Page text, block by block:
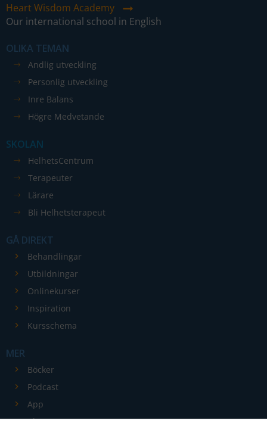
Heart Wisdom Academy
Our international school in English
OLIKA TEMAN
Andlig utveckling
Personlig utveckling
Inre Balans
Högre Medvetande
SKOLAN
HelhetsCentrum
Terapeuter
Lärare
Bli Helhetsterapeut
GÅ DIREKT
Behandlingar
Utbildningar
Onlinekurser
Inspiration
Kursschema
MER
Böcker
Podcast
App
Blogg
För att vi ska